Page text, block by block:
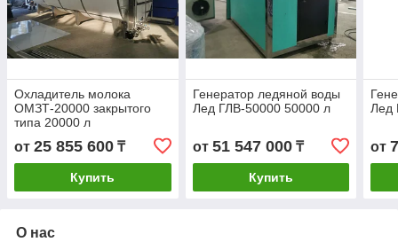
Охладитель молока
ОМЗТ-20000 закрытого
типа 20000 л
от 25 855 600 ₸
Купить
Генератор ледяной воды
Лед ГЛВ-50000 50000 л
от 51 547 000₸
Купить
Лед
от
О нас